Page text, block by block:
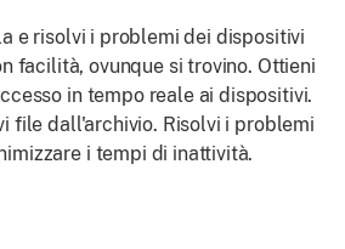
e risolvi i problemi dei dispositivi
facilità, ovunque si trovino. Ottieni
in tempo reale ai dispositivi.
file dall'archivio. Risolvi i problemi
i tempi di inattività.